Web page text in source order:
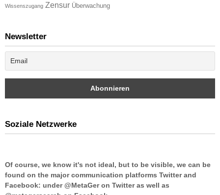
Wissenszugang Zensur Überwachung
Newsletter
Soziale Netzwerke
Of course, we know it's not ideal, but to be visible, we can be
found on the major communication platforms Twitter and
Facebook: under @MetaGer on Twitter as well as